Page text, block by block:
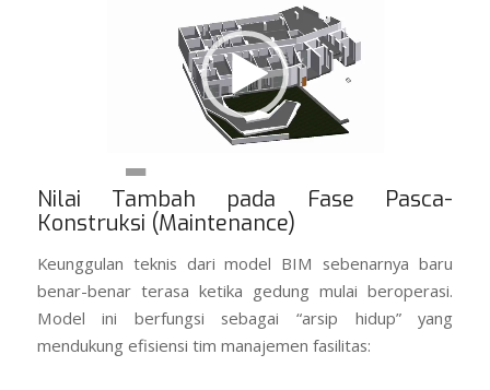
Nilai Tambah pada Fase Pasca-
Konstruksi (Maintenance)
Keunggulan teknis dari model BIM sebenarnya baru
benar-benar terasa ketika gedung mulai beroperasi.
Model ini berfungsi sebagai “arsip hidup” yang
mendukung efisiensi tim manajemen fasilitas: